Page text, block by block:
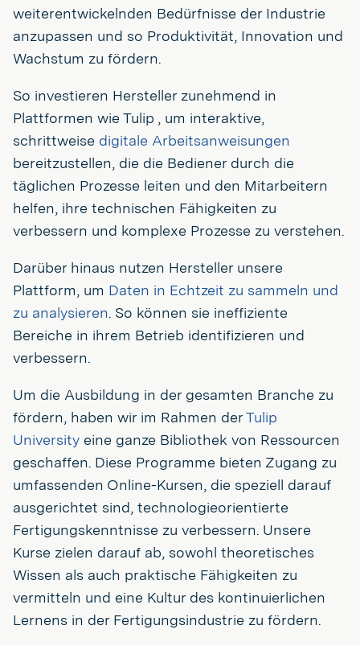
weiterentwickelnden Bedürfnisse der Industrie
anzupassen und so Produktivität, Innovation und
Wachstum zu fördern.
So investieren Hersteller zunehmend in
Plattformen wie Tulip , um interaktive,
schrittweise digitale Arbeitsanweisungen
bereitzustellen, die die Bediener durch die
täglichen Prozesse leiten und den Mitarbeitern
helfen, ihre technischen Fähigkeiten zu
verbessern und komplexe Prozesse zu verstehen.
Darüber hinaus nutzen Hersteller unsere
Plattform, um Daten in Echtzeit zu sammeln und
zu analysieren. So können sie ineffiziente
Bereiche in ihrem Betrieb identifizieren und
verbessern.
Um die Ausbildung in der gesamten Branche zu
fördern, haben wir im Rahmen derTulip
University eine ganze Bibliothek von Ressourcen
geschaffen. Diese Programme bieten Zugang zu
umfassenden Online-Kursen, die speziell darauf
ausgerichtet sind, technologieorientierte
Fertigungskenntnisse zu verbessern. Unsere
Kurse zielen darauf ab, sowohl theoretisches
Wissen als auch praktische Fähigkeiten zu
vermitteln und eine Kultur des kontinuierlichen
Lernens in der Fertigungsindustrie zu fördern.